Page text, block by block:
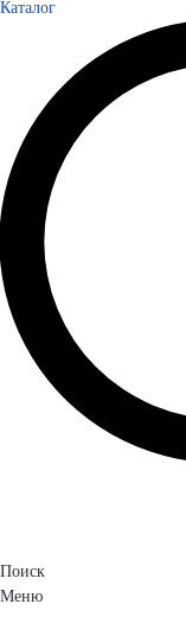
Каталог
Поиск
Меню